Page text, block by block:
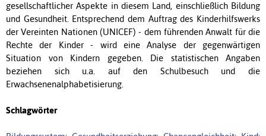
gesellschaftlicher Aspekte in diesem Land, einschließlich Bildung
und Gesundheit. Entsprechend dem Auftrag des Kinderhilfswerks
der Vereinten Nationen (UNICEF) - dem führenden Anwalt für die
Rechte der Kinder - wird eine Analyse der gegenwärtigen
Situation von Kindern gegeben. Die statistischen Angaben
beziehen sich u.a. auf den Schulbesuch und die
Erwachsenenalphabetisierung.
Schlagwörter